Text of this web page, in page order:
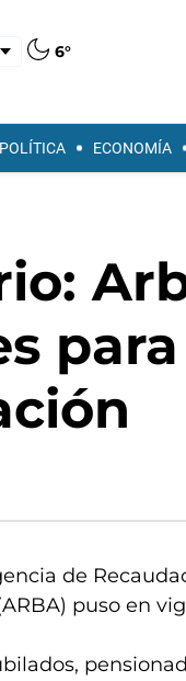
6°
POLÍTICA ECONOMÍA
de
puso en